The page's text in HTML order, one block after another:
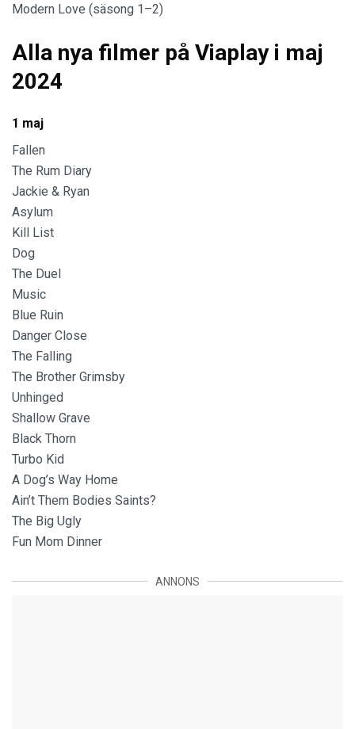
Modern Love (säsong 1–2)
Alla nya filmer på Viaplay i maj
2024
1 maj
Fallen
The Rum Diary
Jackie & Ryan
Asylum
Kill List
Dog
The Duel
Music
Blue Ruin
Danger Close
The Falling
The Brother Grimsby
Unhinged
Shallow Grave
Black Thorn
Turbo Kid
A Dog’s Way Home
Ain’t Them Bodies Saints?
The Big Ugly
Fun Mom Dinner
ANNONS